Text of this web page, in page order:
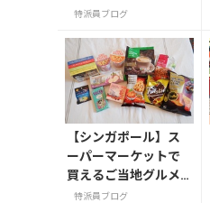
ンのお土産
特派員ブログ
【シンガポール】ス
ーパーマーケットで
買えるご当地グルメ
のお土産
特派員ブログ